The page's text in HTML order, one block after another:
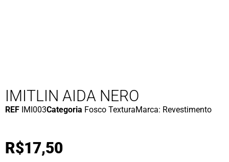
IMITLIN AIDA NERO
REF IMI003Categoria Fosco TexturaMarca: Revestimento
R$17,50